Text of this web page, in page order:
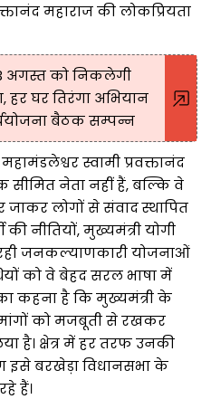
महाराज की लोकप्रियता
अगस्त को निकलेगी
हर घर तिरंगा अभियान
बैठक सम्पन्न
स्वामी प्रवक्तानंद
नेता नहीं हैं, बल्कि वे
लोगों से संवाद स्थापित
की नीतियों, मुख्यमंत्री योगी
जनकल्याणकारी योजनाओं
को वे बेहद सरल भाषा में
कहना है कि मुख्यमंत्री के
को मजबूती से रखकर
है। क्षेत्र में हर तरफ उनकी
इसे बरखेड़ा विधानसभा के
हैं।